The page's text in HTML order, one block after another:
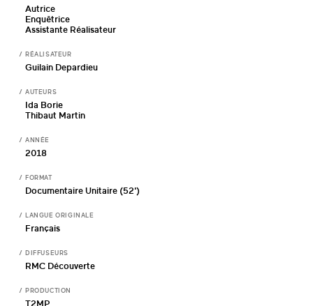
Autrice
Enquêtrice
Assistante Réalisateur
RÉALISATEUR
Guilain Depardieu
AUTEURS
Ida Borie
Thibaut Martin
ANNÉE
2018
FORMAT
Documentaire Unitaire (52')
LANGUE ORIGINALE
Français
DIFFUSEURS
RMC Découverte
PRODUCTION
T2MP